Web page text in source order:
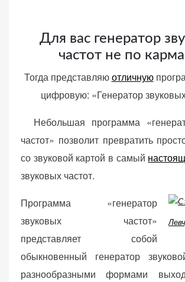
o
n
Для вас генератор
частот не по
Тогда представляюотличную
цифровую: «Генератор
Небольшая программа
частот» позволит превратить
со звуковой картой в самый
звуковых частот.
Программа «генератор
звуковых частот»
представляет собой
обыкновенный генератор
разнообразными формами
«Принять
«Настройки
cookie»
Обязательные
(технические)
Необходимы для
работы сайта.
Сохраняют
настройки,